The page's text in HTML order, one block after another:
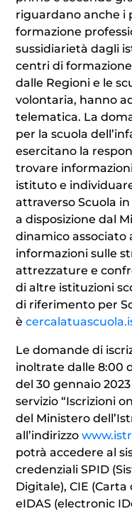
riguardano anche i
formazione
sussidiarietà dagli
centri di
dalle Regioni e le
volontaria, hanno
telematica. La
per la scuola
esercitano la
trovare
istituto e
attraverso Scuola in
a disposizione dal
dinamico associato
informazioni sulle
attrezzature e
di altre istituzioni
di riferimento per
è
Le domande di
inoltrate dalle 8:00
del 30 gennaio
servizio “Iscrizioni
del Ministero
all’indirizzo
potrà accedere al
credenziali SPID
Digitale), CIE
eIDAS (electronic